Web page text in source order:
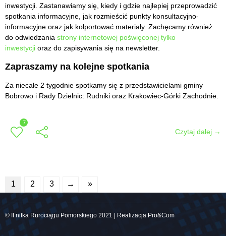
inwestycji. Zastanawiamy się, kiedy i gdzie najlepiej przeprowadzić
spotkania informacyjne, jak rozmieścić punkty konsultacyjno-
informacyjne oraz jak kolportować materiały. Zachęcamy również
do odwiedzania strony internetowej poświęconej tylko
inwestycji oraz do zapisywania się na newsletter.
Zapraszamy na kolejne spotkania
Za niecałe 2 tygodnie spotkamy się z przedstawicielami gminy
Bobrowo i Rady Dzielnic: Rudniki oraz Krakowiec-Górki Zachodnie.
7
Czytaj dalej →
1 2 3 → »
© II nitka Rurociągu Pomorskiego 2021 | Realizacja Pro&Com